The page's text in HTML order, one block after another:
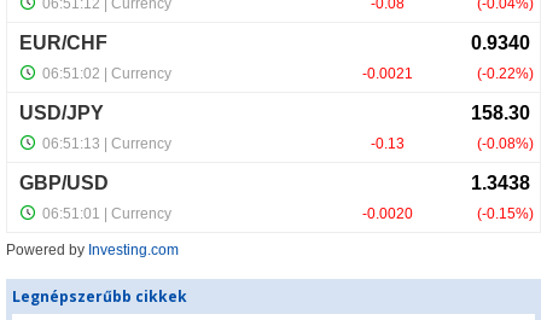
Powered by Investing.com
Legnépszerűbb cikkek